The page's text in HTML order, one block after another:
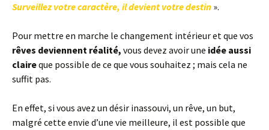
Surveillez votre caractère, il devient votre destin ».
Pour mettre en marche le changement intérieur et que vos
rêves deviennent réalité, vous devez avoir une idée aussi
claireque possible de ce que vous souhaitez ; mais cela ne
suffit pas.
En effet, si vous avez un désir inassouvi, un rêve, un but,
malgré cette envie d’une vie meilleure, il est possible que